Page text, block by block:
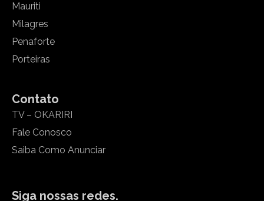
Mauriti
Milagres
Penaforte
Porteiras
Contato
TV – OKARIRI
Fale Conosco
Saiba Como Anunciar
Siga nossas redes.